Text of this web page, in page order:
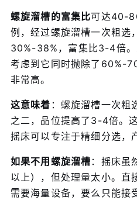
螺旋溜槽的富集比可达40-
例，经过螺旋溜槽一次粗选
30%-38%，富集比3-4倍
考虑到它同时抛除了60%-
非常高。
这意味着 ：螺旋溜槽一次粗
之二，品位提高了3-4倍。
摇床可以专注于精细分选，
如果不用螺旋溜槽 ：摇床虽
以上），但处理量太小。直
需要海量设备，要么只能接